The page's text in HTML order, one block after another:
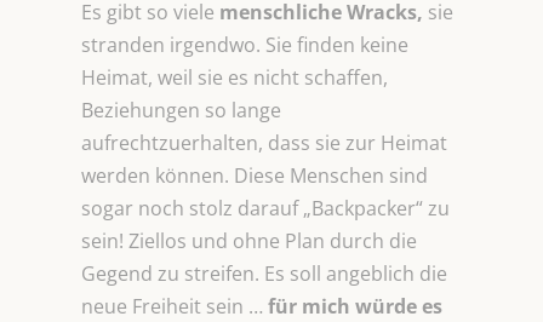
Es gibt so viele menschliche Wracks, sie
stranden irgendwo. Sie finden keine
Heimat, weil sie es nicht schaffen,
Beziehungen so lange
aufrechtzuerhalten, dass sie zur Heimat
werden können. Diese Menschen sind
sogar noch stolz darauf „Backpacker“ zu
sein! Ziellos und ohne Plan durch die
Gegend zu streifen. Es soll angeblich die
neue Freiheit sein … für mich würde es